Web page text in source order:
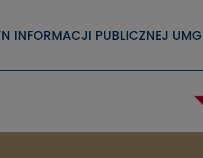
INFORMACJI PUBLICZNEJ UMG